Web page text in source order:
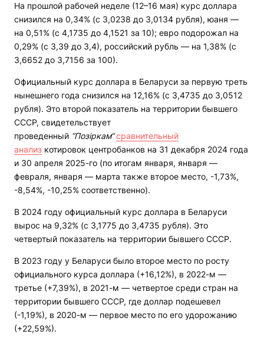
На прошлой рабочей неделе (12–16 мая) курс доллара
снизился на 0,34% (с 3,0238 до 3,0134 рубля), юаня —
на 0,51% (с 4,1735 до 4,1521 за 10); евро подорожал на
0,29% (с 3,39 до 3,4), российский рубль — на 1,38% (с
3,6652 до 3,7156 за 100).
Официальный курс доллара в Беларуси за первую треть
нынешнего года снизился на 12,16% (с 3,4735 до 3,0512
рубля). Это второй показатель на территории бывшего
СССР, свидетельствует
проведенный “Позіркам“ сравнительный
анализ котировок центробанков на 31 декабря 2024 года
и 30 апреля 2025-го (по итогам января, января —
февраля, января — марта также второе место, -1,73%,
-8,54%, -10,25% соответственно).
В 2024 году официальный курс доллара в Беларуси
вырос на 9,32% (с 3,1775 до 3,4735 рубля). Это
четвертый показатель на территории бывшего СССР.
В 2023 году у Беларуси было второе место по росту
официального курса доллара (+16,12%), в 2022-м —
третье (+7,39%), в 2021-м — четвертое среди стран на
территории бывшего СССР, где доллар подешевел
(-1,19%), в 2020-м — первое место по его удорожанию
(+22,59%).